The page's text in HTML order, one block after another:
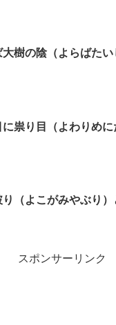
樹の陰（よらばた
祟り目（よわりめに
（よこがみやぶり）
スポンサーリンク